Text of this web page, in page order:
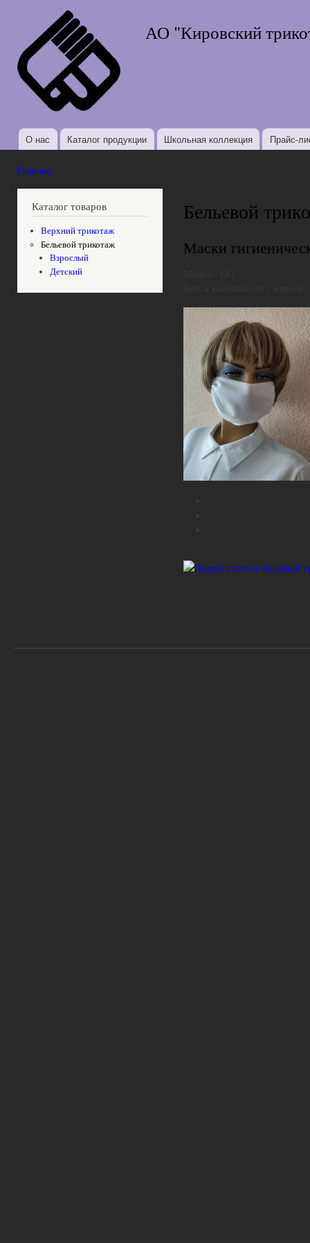
АО "Кировский
Главное меню
О нас Каталог продукции Школьная коллекция Прайс-
Главная
Каталог товаров
Верхний трикотаж
Бельевой трикотаж
Взрослый
Детский
Бельевой
Маски